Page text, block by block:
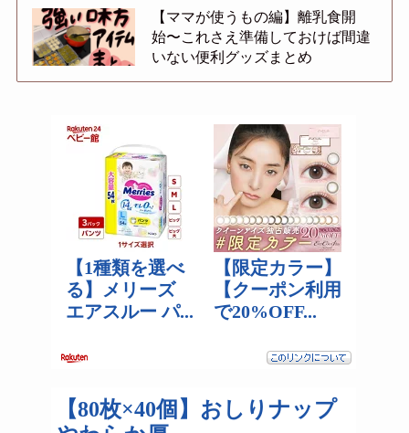
【ママが使うもの編】離乳食開
始〜これさえ準備しておけば間違
いない便利グッズまとめ